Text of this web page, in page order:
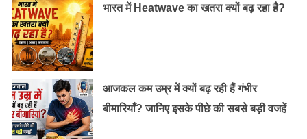
पहले उन्होंने रावण को श्राप दिया कि मेरे ही वंश में उत्पन्न एक युवक
तेरी मृत्यु का कारण बनेगा। इन्हीं के वंश में आगे जाकर भगवान
श्रीराम ने जन्म लिया और रावण का वध किया।
भारत में Heatwave का खतरा क्यों बढ़ रहा है?
आजकल कम उम्र में क्यों बढ़ रही हैं गंभीर
बीमारियाँ? जानिए इसके पीछे की सबसे बड़ी वजहें